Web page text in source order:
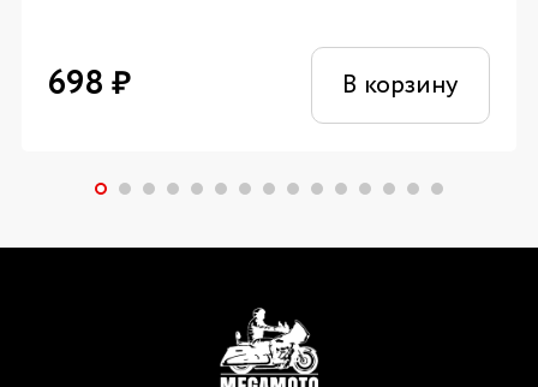
698 ₽ В корзину